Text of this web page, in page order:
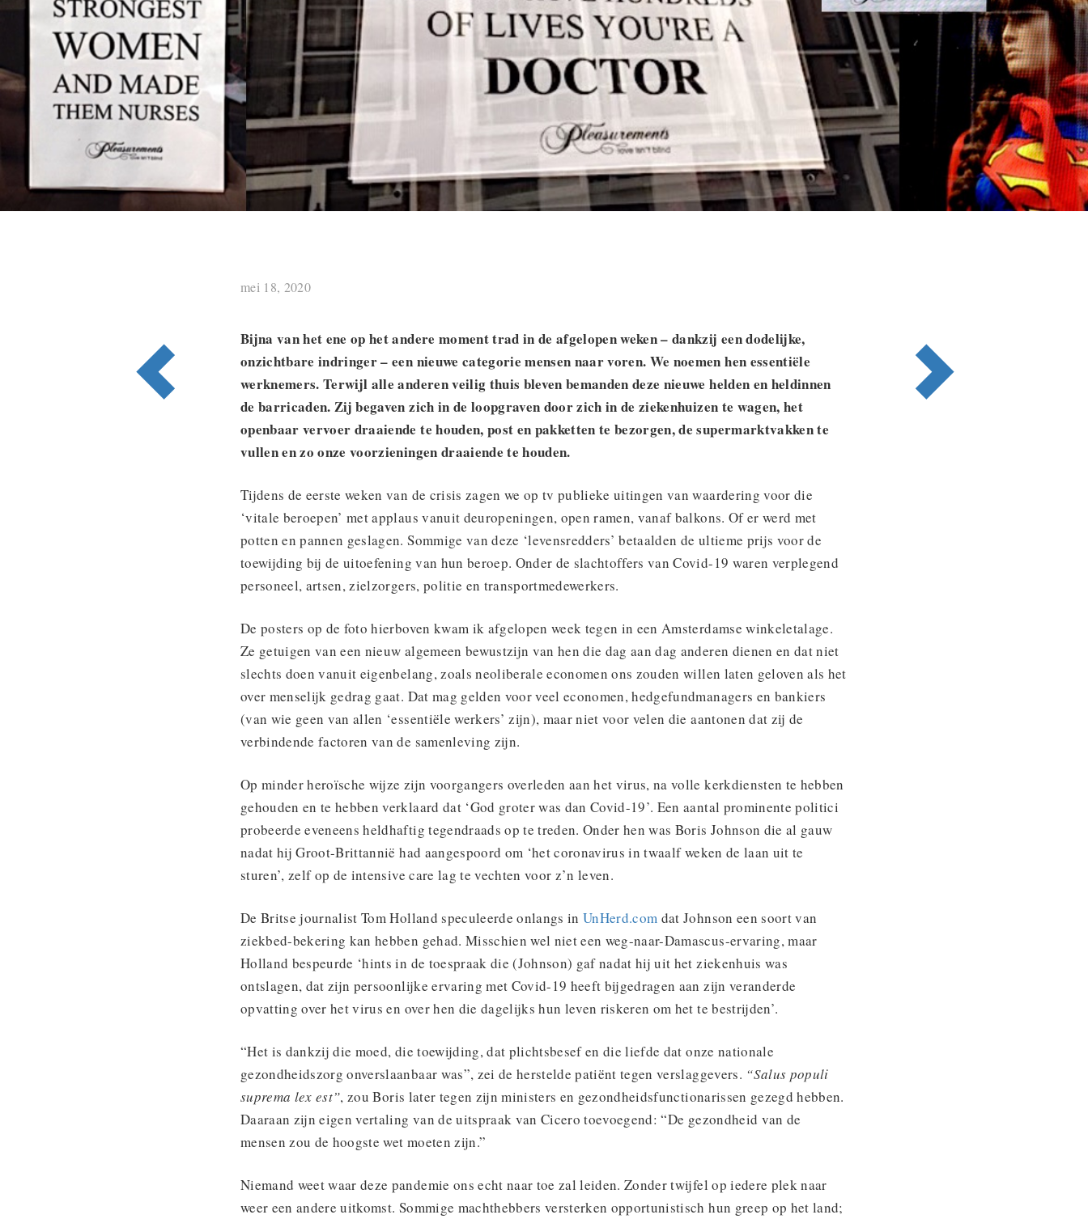
mei 18, 2020
Bijna van het ene op het andere moment trad in de afgelopen weken – dankzij een dodelijke,
onzichtbare indringer – een nieuwe categorie mensen naar voren. We noemen hen essentiële
werknemers. Terwijl alle anderen veilig thuis bleven bemanden deze nieuwe helden en heldinnen
de barricaden. Zij begaven zich in de loopgraven door zich in de ziekenhuizen te wagen, het
openbaar vervoer draaiende te houden, post en pakketten te bezorgen, de supermarktvakken te
vullen en zo onze voorzieningen draaiende te houden.
Tijdens de eerste weken van de crisis zagen we op tv publieke uitingen van waardering voor die
‘vitale beroepen’ met applaus vanuit deuropeningen, open ramen, vanaf balkons. Of er werd met
potten en pannen geslagen. Sommige van deze ‘levensredders’ betaalden de ultieme prijs voor de
toewijding bij de uitoefening van hun beroep. Onder de slachtoffers van Covid-19 waren verplegend
personeel, artsen, zielzorgers, politie en transportmedewerkers.
De posters op de foto hierboven kwam ik afgelopen week tegen in een Amsterdamse winkeletalage.
Ze getuigen van een nieuw algemeen bewustzijn van hen die dag aan dag anderen dienen en dat niet
slechts doen vanuit eigenbelang, zoals neoliberale economen ons zouden willen laten geloven als het
over menselijk gedrag gaat. Dat mag gelden voor veel economen, hedgefundmanagers en bankiers
(van wie geen van allen ‘essentiële werkers’ zijn), maar niet voor velen die aantonen dat zij de
verbindende factoren van de samenleving zijn.
Op minder heroïsche wijze zijn voorgangers overleden aan het virus, na volle kerkdiensten te hebben
gehouden en te hebben verklaard dat ‘God groter was dan Covid-19’. Een aantal prominente politici
probeerde eveneens heldhaftig tegendraads op te treden. Onder hen was Boris Johnson die al gauw
nadat hij Groot-Brittannië had aangespoord om ‘het coronavirus in twaalf weken de laan uit te
sturen’, zelf op de intensive care lag te vechten voor z’n leven.
De Britse journalist Tom Holland speculeerde onlangs inUnHerd.com dat Johnson een soort van
ziekbed-bekering kan hebben gehad. Misschien wel niet een weg-naar-Damascus-ervaring, maar
Holland bespeurde ‘hints in de toespraak die (Johnson) gaf nadat hij uit het ziekenhuis was
ontslagen, dat zijn persoonlijke ervaring met Covid-19 heeft bijgedragen aan zijn veranderde
opvatting over het virus en over hen die dagelijks hun leven riskeren om het te bestrijden’.
“Het is dankzij die moed, die toewijding, dat plichtsbesef en die liefde dat onze nationale
gezondheidszorg onverslaanbaar was”, zei de herstelde patiënt tegen verslaggevers. “Salus populi
suprema lex est”, zou Boris later tegen zijn ministers en gezondheidsfunctionarissen gezegd hebben.
Daaraan zijn eigen vertaling van de uitspraak van Cicero toevoegend: “De gezondheid van de
mensen zou de hoogste wet moeten zijn.”
Niemand weet waar deze pandemie ons echt naar toe zal leiden. Zonder twijfel op iedere plek naar
weer een andere uitkomst. Sommige machthebbers versterken opportunistisch hun greep op het land;